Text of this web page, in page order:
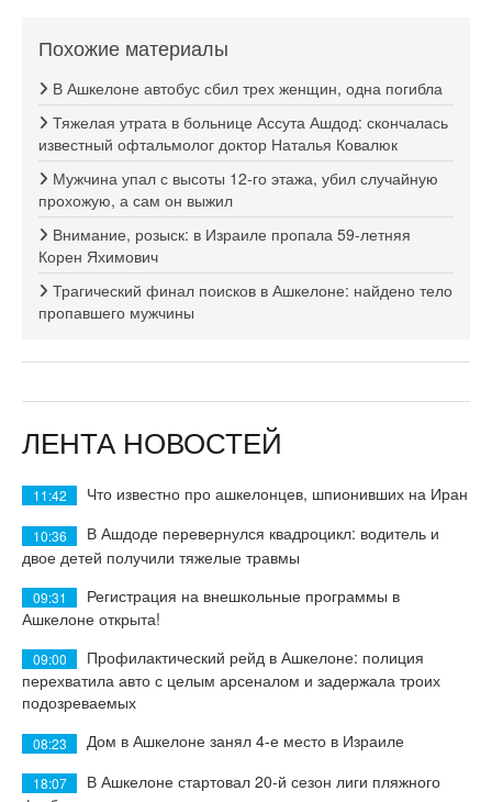
Похожие материалы
В Ашкелоне автобус сбил трех женщин, одна погибла
Тяжелая утрата в больнице Ассута Ашдод: скончалась
известный офтальмолог доктор Наталья Ковалюк
Мужчина упал с высоты 12-го этажа, убил случайную
прохожую, а сам он выжил
Внимание, розыск: в Израиле пропала 59-летняя
Корен Яхимович
Трагический финал поисков в Ашкелоне: найдено тело
пропавшего мужчины
ЛЕНТА НОВОСТЕЙ
11:42 Что известно про ашкелонцев, шпионивших на Иран
10:36
В Ашдоде перевернулся квадроцикл: водитель и
двое детей получили тяжелые травмы
09:31
Регистрация на внешкольные программы в
Ашкелоне открыта!
09:00
Профилактический рейд в Ашкелоне: полиция
перехватила авто с целым арсеналом и задержала троих
подозреваемых
08:23 Дом в Ашкелоне занял 4-е место в Израиле
18:07
В Ашкелоне стартовал 20-й сезон лиги пляжного